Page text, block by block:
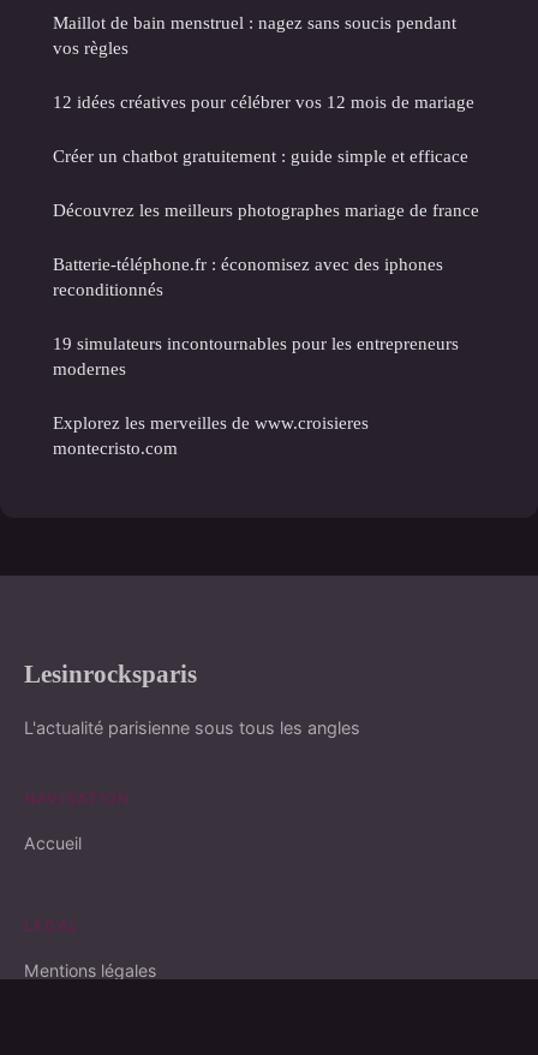
Maillot de bain menstruel : nagez sans soucis pendant
vos règles
12 idées créatives pour célébrer vos 12 mois de mariage
Créer un chatbot gratuitement : guide simple et efficace
Découvrez les meilleurs photographes mariage de france
Batterie-téléphone.fr : économisez avec des iphones
reconditionnés
19 simulateurs incontournables pour les entrepreneurs
modernes
Explorez les merveilles de www.croisieres
montecristo.com
Lesinrocksparis
L'actualité parisienne sous tous les angles
NAVIGATION
Accueil
LÉGAL
Mentions légales